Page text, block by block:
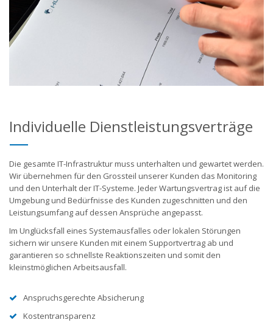
Individuelle Dienstleistungsverträge
Die gesamte IT-Infrastruktur muss unterhalten und gewartet werden.
Wir übernehmen für den Grossteil unserer Kunden das Monitoring
und den Unterhalt der IT-Systeme. Jeder Wartungsvertrag ist auf die
Umgebung und Bedürfnisse des Kunden zugeschnitten und den
Leistungsumfang auf dessen Ansprüche angepasst.
Im Unglücksfall eines Systemausfalles oder lokalen Störungen
sichern wir unsere Kunden mit einem Supportvertrag ab und
garantieren so schnellste Reaktionszeiten und somit den
kleinstmöglichen Arbeitsausfall.
Anspruchsgerechte Absicherung
Kostentransparenz